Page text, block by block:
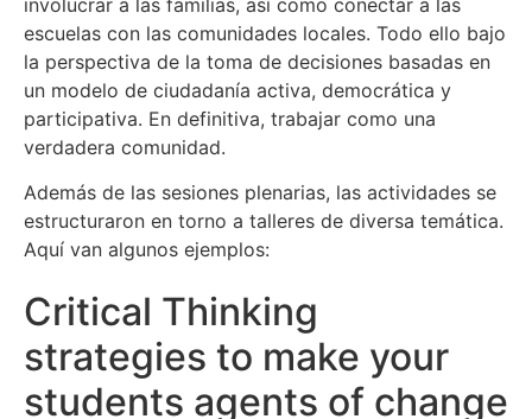
escuelas con las comunidades locales. Todo ello bajo
la perspectiva de la toma de decisiones basadas en
un modelo de ciudadanía activa, democrática y
participativa. En definitiva, trabajar como una
verdadera comunidad.
Además de las sesiones plenarias, las actividades se
estructuraron en torno a talleres de diversa temática.
Aquí van algunos ejemplos:
Critical Thinking
strategies to make your
students agents of change